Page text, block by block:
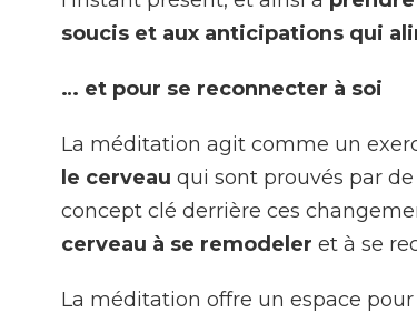
soucis et aux anticipations qui
… et pour se reconnecter à soi
La méditation agit comme un
le cerveau qui sont prouvés par
concept clé derrière ces
cerveau à se remodeler et à se
La méditation offre un espace pour